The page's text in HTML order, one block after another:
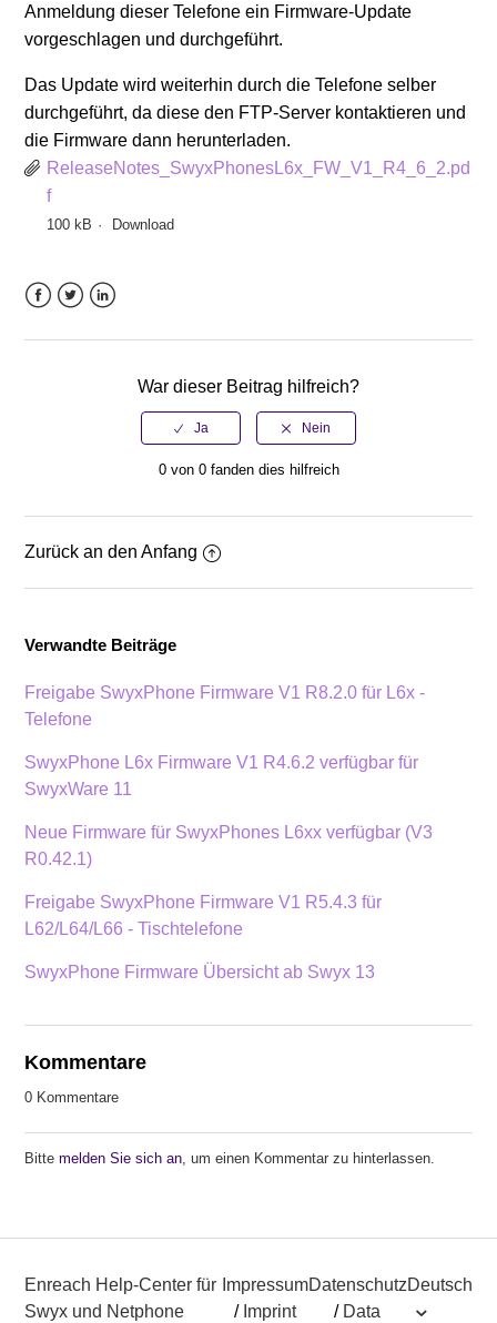
Anmeldung dieser Telefone ein Firmware-Update
vorgeschlagen und durchgeführt.
Das Update wird weiterhin durch die Telefone selber
durchgeführt, da diese den FTP-Server kontaktieren und
die Firmware dann herunterladen.
ReleaseNotes_SwyxPhonesL6x_FW_V1_R4_6_2.pd
f
100 kB Download
War dieser Beitrag hilfreich?
0 von 0 fanden dies hilfreich
Zurück an den Anfang
Verwandte Beiträge
Freigabe SwyxPhone Firmware V1 R8.2.0 für L6x -
Telefone
SwyxPhone L6x Firmware V1 R4.6.2 verfügbar für
SwyxWare 11
Neue Firmware für SwyxPhones L6xx verfügbar (V3
R0.42.1)
Freigabe SwyxPhone Firmware V1 R5.4.3 für
L62/L64/L66 - Tischtelefone
SwyxPhone Firmware Übersicht ab Swyx 13
Kommentare
0 Kommentare
Bittemelden Sie sich an , um einen Kommentar zu hinterlassen.
Enreach Help-Center für
Swyx und Netphone
Impressum
/ Imprint
Datenschutz
/ Data
Deutsch